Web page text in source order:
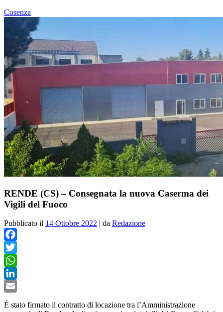
Cosenza
RENDE (CS) – Consegnata la nuova Caserma dei
Vigili del Fuoco
Pubblicato il 14 Ottobre 2022 | da Redazione
Facebook
Twitter
WhatsApp
LinkedIn
Email
È stato firmato il contratto di locazione tra l’Amministrazione